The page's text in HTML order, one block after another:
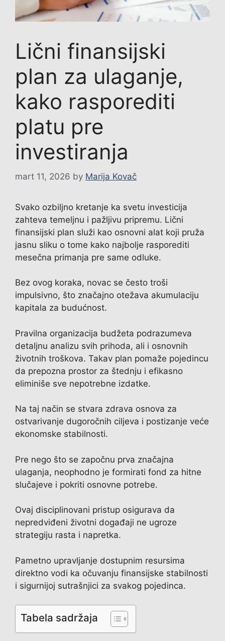
Lični finansijski
plan za ulaganje,
kako rasporediti
platu pre
investiranja
mart 11, 2026 by Marija Kovač
Svako ozbiljno kretanje ka svetu investicija
zahteva temeljnu i pažljivu pripremu. Lični
finansijski plan služi kao osnovni alat koji pruža
jasnu sliku o tome kako najbolje rasporediti
mesečna primanja pre same odluke.
Bez ovog koraka, novac se često troši
impulsivno, što značajno otežava akumulaciju
kapitala za budućnost.
Pravilna organizacija budžeta podrazumeva
detaljnu analizu svih prihoda, ali i osnovnih
životnih troškova. Takav plan pomaže pojedincu
da prepozna prostor za štednju i efikasno
eliminiše sve nepotrebne izdatke.
Na taj način se stvara zdrava osnova za
ostvarivanje dugoročnih ciljeva i postizanje veće
ekonomske stabilnosti.
Pre nego što se započnu prva značajna
ulaganja, neophodno je formirati fond za hitne
slučajeve i pokriti osnovne potrebe.
Ovaj disciplinovani pristup osigurava da
nepredviđeni životni događaji ne ugroze
strategiju rasta i napretka.
Pametno upravljanje dostupnim resursima
direktno vodi ka očuvanju finansijske stabilnosti
i sigurnijoj sutrašnjici za svakog pojedinca.
Tabela sadržaja